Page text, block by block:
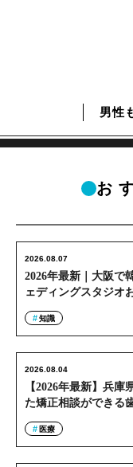
男性
お
2026年最新｜大阪で
ェディングスタジオ
2026.08.07
知識
【2026年最新】兵
た矯正相談ができる
2026.08.04
医療